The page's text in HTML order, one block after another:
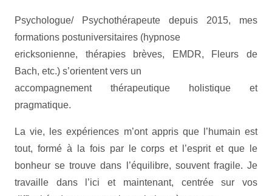
Psychologue/ Psychothérapeute depuis 2015, mes
formations postuniversitaires (hypnose
ericksonienne, thérapies brèves, EMDR, Fleurs de
Bach, etc.) s’orientent vers un
accompagnement thérapeutique holistique et
pragmatique.
La vie, les expériences m’ont appris que l’humain est
tout, formé à la fois par le corps et l’esprit et que le
bonheur se trouve dans l’équilibre, souvent fragile. Je
travaille dans l’ici et maintenant, centrée sur vos